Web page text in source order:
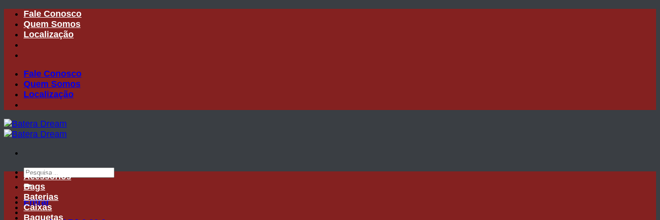
Skip
content
Fale Conosco
Quem Somos
Localização
Fale Conosco
Quem Somos
Localização
Pesquisar
por:
Entrar
Acessórios
Bags
Baterias
Caixas
Baquetas